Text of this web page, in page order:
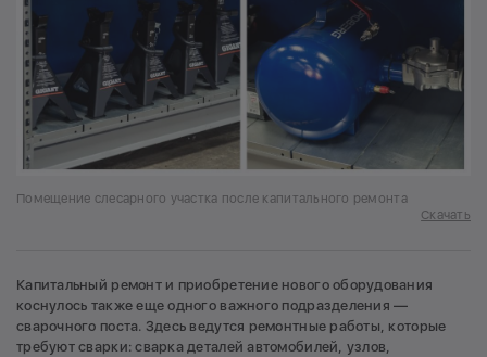
Помещение слесарного участка после капитального ремонта
Скачать
Капитальный ремонт и приобретение нового оборудования
коснулось также еще одного важного подразделения —
сварочного поста. Здесь ведутся ремонтные работы, которые
требуют сварки: сварка деталей автомобилей, узлов,